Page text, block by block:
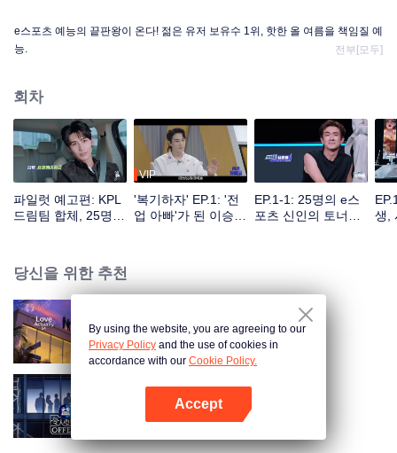
e스포츠 예능의 끝판왕이 온다! 젊은 유저 보유수 1위, 핫한 올 여름을 책임질 예
능.
전부[모두]
회차
파일럿 예고편: KPL
드림팀 합체, 25명 e
VIP
'복기하자' EP.1: '전
업 아빠'가 된 이승현
EP.1-1: 25명의 e스
포츠 신인의 토너먼
생,
당신을 위한 추천
반숙연인 S4
두근두근 오퍼 S6
By using the website, you are agreeing to our
Privacy Policy and the use of cookies in
accordance with our Cookie Policy.
Accept